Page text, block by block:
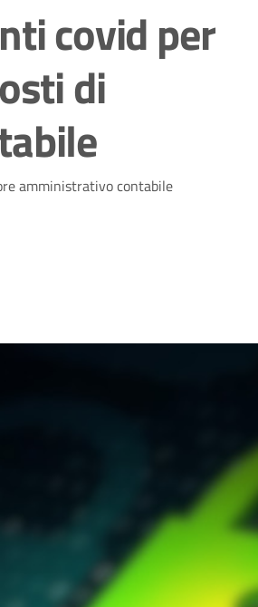
covid per
di
amministrativo contabile